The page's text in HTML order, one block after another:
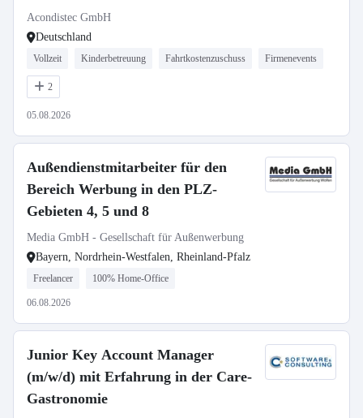
(m/w/d)
Acondistec GmbH
Deutschland
Vollzeit Kinderbetreuung Fahrtkostenzuschuss Firmenevents
2
05.08.2026
Außendienstmitarbeiter für den
Bereich Werbung in den PLZ-
Gebieten 4, 5 und 8
Media GmbH - Gesellschaft für Außenwerbung
Bayern, Nordrhein-Westfalen, Rheinland-Pfalz
Freelancer 100% Home-Office
06.08.2026
Junior Key Account Manager
(m/w/d) mit Erfahrung in der Care-
Gastronomie